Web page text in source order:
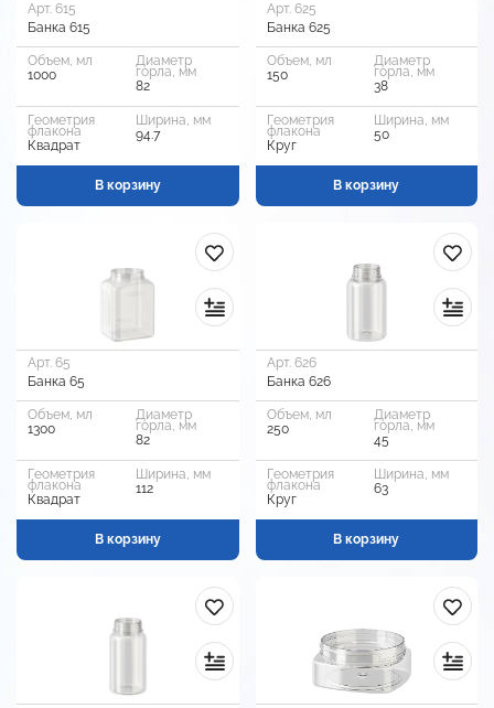
Арт. 615
Банка 615
Объем, мл
1000
Диаметр
горла, мм
82
Геометрия
флакона
Квадрат
Ширина, мм
94.7
В корзину
Арт. 625
Банка 625
Объем, мл
150
Диаметр
горла, мм
38
Геометрия
флакона
Круг
Ширина, мм
50
В корзину
Арт. 65
Банка 65
Объем, мл
1300
Диаметр
горла, мм
82
Геометрия
флакона
Квадрат
Ширина, мм
112
В корзину
Арт. 626
Банка 626
Объем, мл
250
Диаметр
горла, мм
45
Геометрия
флакона
Круг
Ширина, мм
63
В корзину